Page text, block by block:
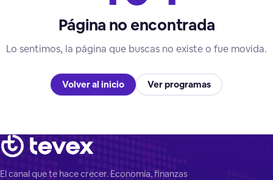
Página no encontrada
Lo sentimos, la página que buscas no existe o fue movida.
Volver al inicio Ver programas
El canal que te hace crecer. Economía, finanzas